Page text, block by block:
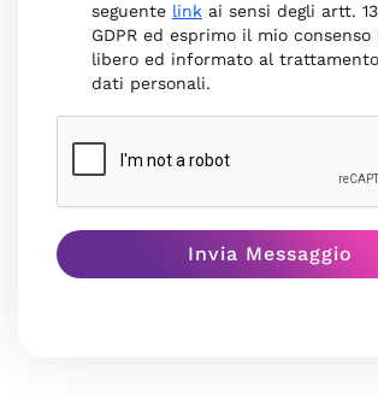
seguente link ai sensi degli artt.
GDPR ed esprimo il mio
libero ed informato al
dati personali.